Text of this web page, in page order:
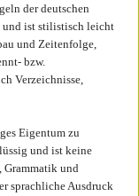
der deutschen
und ist stilistisch leicht
und Zeitenfolge,
bzw.
Verzeichnisse,
Eigentum zu
und ist keine
Grammatik und
sprachliche Ausdruck